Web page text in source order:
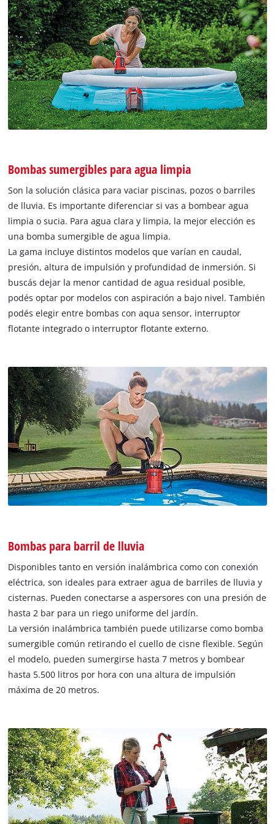
Bombas sumergibles para agua limpia
Son la solución clásica para vaciar piscinas, pozos o barriles
de lluvia. Es importante diferenciar si vas a bombear agua
limpia o sucia. Para agua clara y limpia, la mejor elección es
una bomba sumergible de agua limpia.
La gama incluye distintos modelos que varían en caudal,
presión, altura de impulsión y profundidad de inmersión. Si
buscás dejar la menor cantidad de agua residual posible,
podés optar por modelos con aspiración a bajo nivel. También
podés elegir entre bombas con aqua sensor, interruptor
flotante integrado o interruptor flotante externo.
Bombas para barril de lluvia
Disponibles tanto en versión inalámbrica como con conexión
eléctrica, son ideales para extraer agua de barriles de lluvia y
cisternas. Pueden conectarse a aspersores con una presión de
hasta 2 bar para un riego uniforme del jardín.
La versión inalámbrica también puede utilizarse como bomba
sumergible común retirando el cuello de cisne flexible. Según
el modelo, pueden sumergirse hasta 7 metros y bombear
hasta 5.500 litros por hora con una altura de impulsión
máxima de 20 metros.